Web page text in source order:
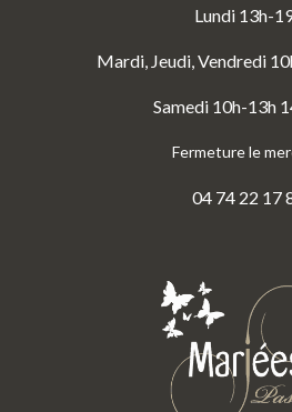
Lundi 13h-
Mardi, Jeudi, Vendredi
Samedi 10h-13h
Fermeture le
04 74 22 17